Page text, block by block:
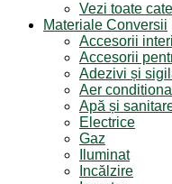
Vezi toate
Materiale Conversii
Accesorii
Accesorii
Adezivi și
Aer
Apă și
Electrice
Gaz
Iluminat
Incălzire